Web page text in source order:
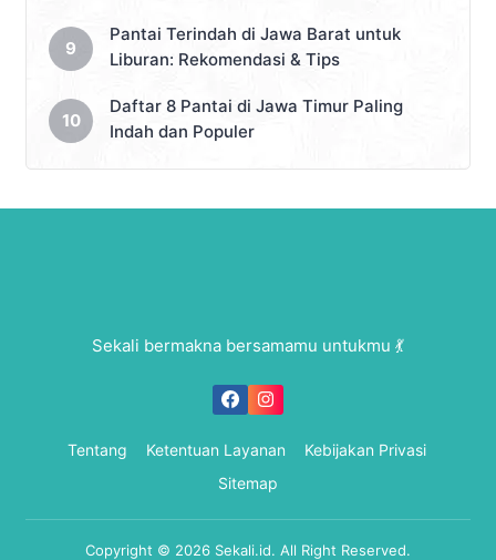
Pantai Terindah di Jawa Barat untuk
Liburan: Rekomendasi & Tips
Daftar 8 Pantai di Jawa Timur Paling
Indah dan Populer
Sekali bermakna bersamamu untukmu 💃
Tentang Ketentuan Layanan
Kebijakan Privasi
Sitemap
Copyright © 2026 Sekali.id. All Right Reserved.